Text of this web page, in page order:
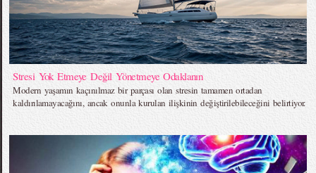
Stresi Yok Etmeye Değil Yönetmeye Odaklanın
Modern yaşamın kaçınılmaz bir parçası olan stresin tamamen ortadan
kaldırılamayacağını, ancak onunla kurulan ilişkinin değiştirilebileceğini belirtiyor.